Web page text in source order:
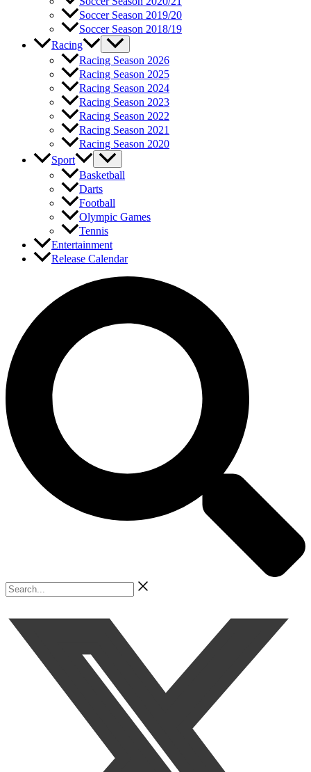
Soccer Season 2019/20
Soccer Season 2018/19
Racing
Racing Season 2026
Racing Season 2025
Racing Season 2024
Racing Season 2023
Racing Season 2022
Racing Season 2021
Racing Season 2020
Sport
Basketball
Darts
Football
Olympic Games
Tennis
Entertainment
Release Calendar
Search...